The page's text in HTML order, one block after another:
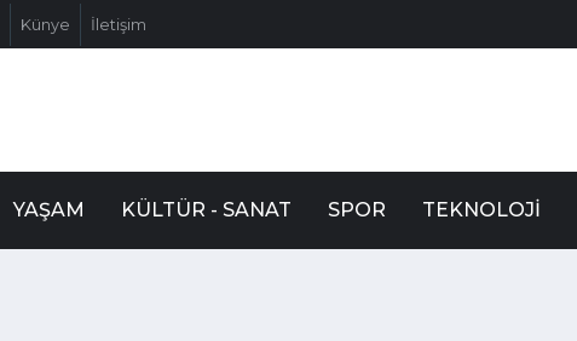
Künye İletişim
YAŞAM KÜLTÜR - SANAT SPOR TEKNOLOJI